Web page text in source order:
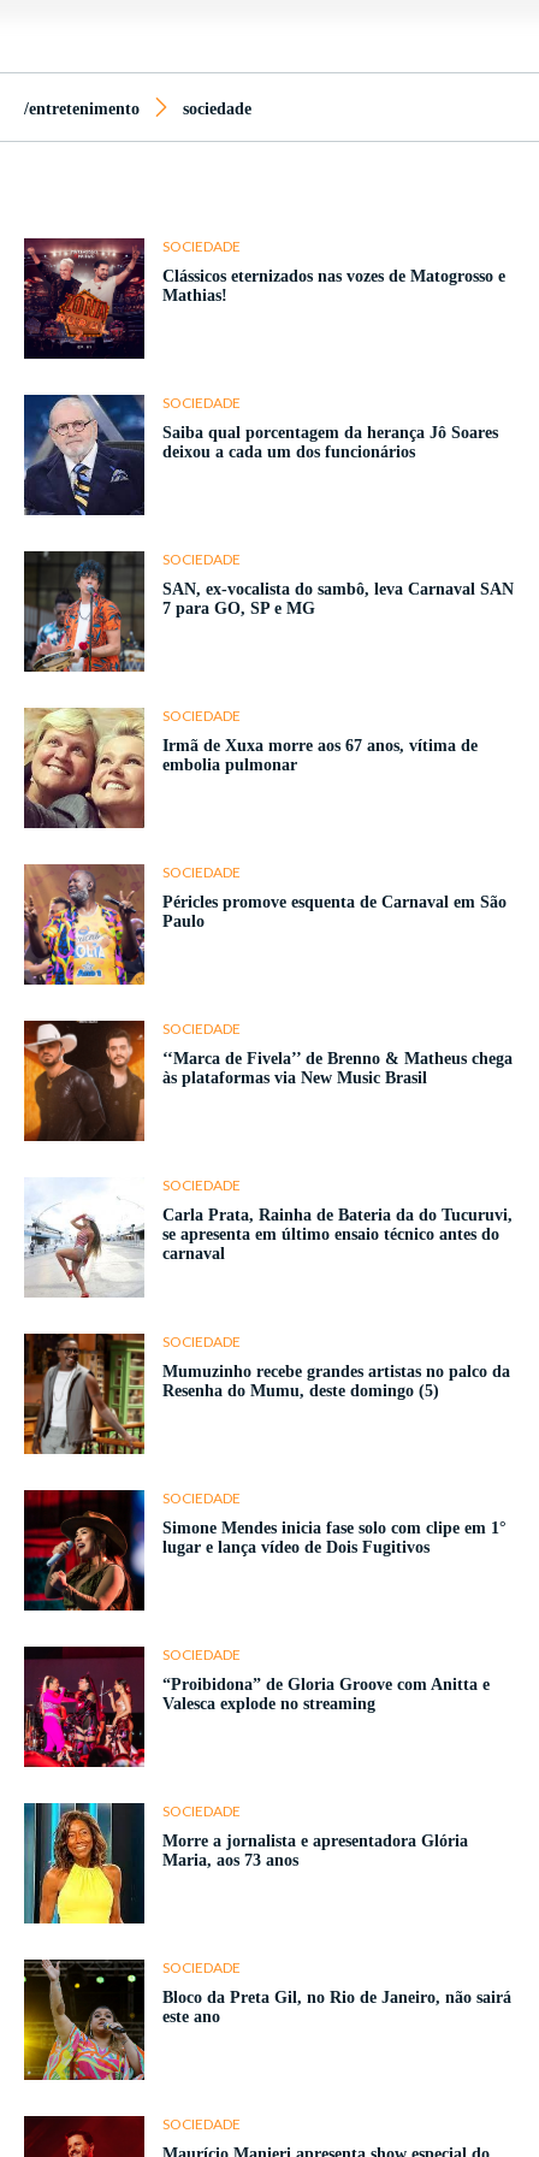
/entretenimento sociedade
SOCIEDADE
Clássicos eternizados nas vozes de Matogrosso e
Mathias!
SOCIEDADE
Saiba qual porcentagem da herança Jô Soares
deixou a cada um dos funcionários
SOCIEDADE
SAN, ex-vocalista do sambô, leva Carnaval SAN
7 para GO, SP e MG
SOCIEDADE
Irmã de Xuxa morre aos 67 anos, vítima de
embolia pulmonar
SOCIEDADE
Péricles promove esquenta de Carnaval em São
Paulo
SOCIEDADE
‘‘Marca de Fivela’’ de Brenno & Matheus chega
às plataformas via New Music Brasil
SOCIEDADE
Carla Prata, Rainha de Bateria da do Tucuruvi,
se apresenta em último ensaio técnico antes do
carnaval
SOCIEDADE
Mumuzinho recebe grandes artistas no palco da
Resenha do Mumu, deste domingo (5)
SOCIEDADE
Simone Mendes inicia fase solo com clipe em 1°
lugar e lança vídeo de Dois Fugitivos
SOCIEDADE
“Proibidona” de Gloria Groove com Anitta e
Valesca explode no streaming
SOCIEDADE
Morre a jornalista e apresentadora Glória
Maria, aos 73 anos
SOCIEDADE
Bloco da Preta Gil, no Rio de Janeiro, não sairá
este ano
SOCIEDADE